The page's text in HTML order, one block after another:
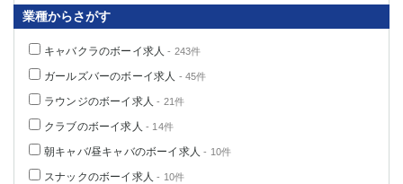
業種からさがす
キャバクラのボーイ求人 - 243件
ガールズバーのボーイ求人 - 45件
ラウンジのボーイ求人 - 21件
クラブのボーイ求人 - 14件
朝キャバ/昼キャバのボーイ求人 - 10件
スナックのボーイ求人 - 10件